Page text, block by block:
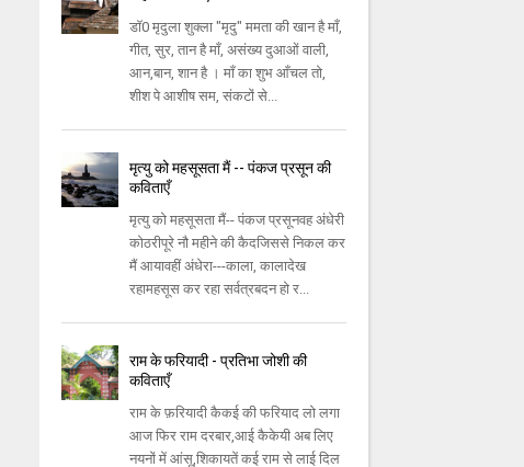
डॉ0 मृदुला शुक्ला "मृदु" ममता की खान है माँ,
गीत, सुर, तान है माँ, असंख्य दुआओं वाली,
आन,बान, शान है । माँ का शुभ आँचल तो,
शीश पे आशीष सम, संकटों से...
मृत्यु को महसूसता मैं -- पंकज प्रसून की
कविताएँ
मृत्यु को महसूसता मैं-- पंकज प्रसूनवह अंधेरी
कोठरीपूरे नौ महीने की कैदजिससे निकल कर
मैं आयावहीं अंधेरा---काला, कालादेख
रहामहसूस कर रहा सर्वत्रबदन हो र...
राम के फरियादी - प्रतिभा जोशी की
कविताएँ
राम के फ़रियादी कैकई की फरियाद लो लगा
आज फिर राम दरबार,आई कैकेयी अब लिए
नयनों में आंसू,शिकायतें कई राम से लाई दिल